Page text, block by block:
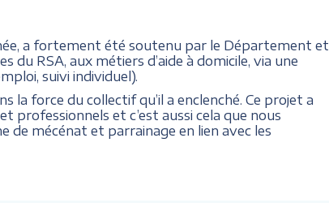
a fortement été soutenu par le Département et
du RSA, aux métiers d’aide à domicile, via une
suivi individuel).
la force du collectif qu’il a enclenché. Ce projet a
et c’est aussi cela que nous
mécénat et parrainage en lien avec les